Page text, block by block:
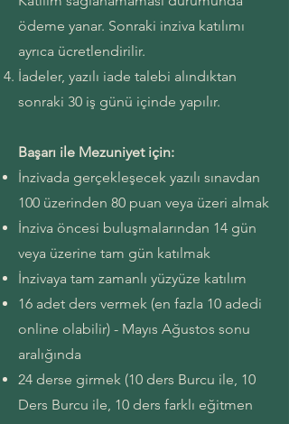
ödeme yanar. Sonraki inziva katılımı
ayrıca ücretlendirilir.
İadeler, yazılı iade talebi alındıktan
sonraki 30 iş günü içinde yapılır.
Başarı ile Mezuniyet için:
İnzivada gerçekleşecek yazılı sınavdan
100 üzerinden 80 puan veya üzeri almak
İnziva öncesi buluşmalarından 14 gün
veya üzerine tam gün katılmak
İnzivaya tam zamanlı yüzyüze katılım
16 adet ders vermek (en fazla 10 adedi
online olabilir) - Mayıs Ağustos sonu
aralığında
24 derse girmek (10 ders Burcu ile, 10
Ders Burcu ile, 10 ders farklı eğitmen